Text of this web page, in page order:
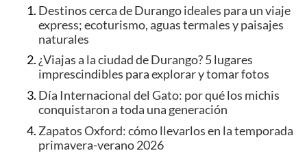
Destinos cerca de Durango ideales para un viaje
express; ecoturismo, aguas termales y paisajes
naturales
¿Viajas a la ciudad de Durango? 5 lugares
imprescindibles para explorar y tomar fotos
Día Internacional del Gato: por qué los michis
conquistaron a toda una generación
Zapatos Oxford: cómo llevarlos en la temporada
primavera-verano 2026